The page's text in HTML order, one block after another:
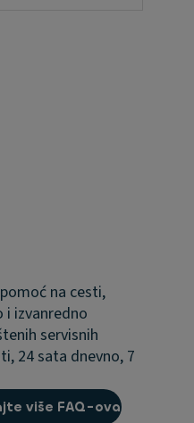
na cesti,
i izvanredno
servisnih
24 sata dnevno, 7
više FAQ-ova